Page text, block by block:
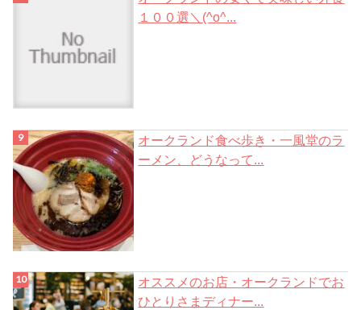
１００選＼(^o^...
オークランド食べ歩き・一風堂のラ
ーメン、どうなって...
オススメのお店・オークランドでお
ひとりさまディナー...